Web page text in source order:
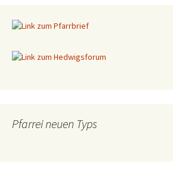
Pfarrei neuen Typs